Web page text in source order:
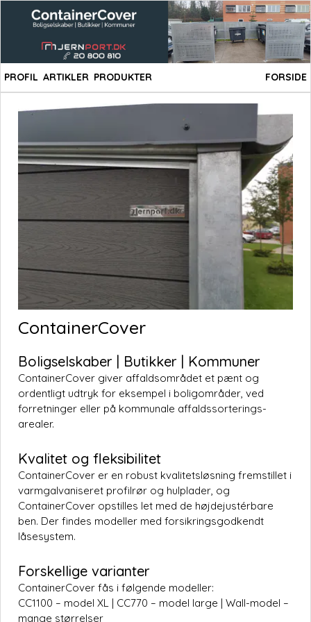
PROFIL ARTIKLER PRODUKTER FORSIDE
ContainerCover
Boligselskaber | Butikker | Kommuner
ContainerCover giver affaldsområdet et pænt og
ordentligt udtryk for eksempel i boligområder, ved
forretninger eller på kommunale affaldssorterings-
arealer.
Kvalitet og fleksibilitet
ContainerCover er en robust kvalitetsløsning fremstillet i
varmgalvaniseret profilrør og hulplader, og
ContainerCover opstilles let med de højdejustérbare
ben. Der findes modeller med forsikringsgodkendt
låsesystem.
Forskellige varianter
ContainerCover fås i følgende modeller:
CC1100 – model XL | CC770 – model large | Wall-model –
mange størrelser